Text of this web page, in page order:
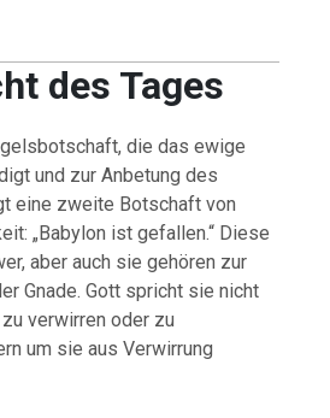
des Tages
die das ewige
und zur Anbetung des
eine zweite Botschaft von
„Babylon ist gefallen.“ Diese
aber auch sie gehören zur
Gnade. Gott spricht sie nicht
verwirren oder zu
um sie aus Verwirrung